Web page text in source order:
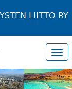
LIITTO RY